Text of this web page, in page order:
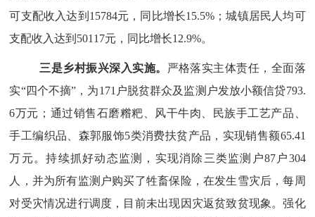
可支配收入达到 15784元，同比增长15.5% ；城镇居民人均可
支配收入达到 50117元，同比增长12.9%。
三是乡村振兴深入实施。 严格落实主体责任，全面落
实“四个不摘”，为171户脱贫群众及监测户发放小额信贷793.
6万元；通过销售石磨糌粑、风干牛肉、民族手工艺产品、
手工编织品、森郭服饰5类消费扶贫产品，实现销售额65.41
万元。持续抓好动态监测，实现消除三类监测户87户304
人，并为所有监测户购买了牲畜保险，在发生雪灾后，每周
对受灾情况进行调度，目前未出现因灾返贫致贫现象。强化